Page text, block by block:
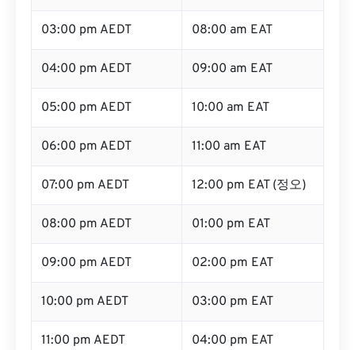
03:00 pm AEDT 08:00 am EAT
04:00 pm AEDT 09:00 am EAT
05:00 pm AEDT 10:00 am EAT
06:00 pm AEDT 11:00 am EAT
07:00 pm AEDT 12:00 pm EAT (정오)
08:00 pm AEDT 01:00 pm EAT
09:00 pm AEDT 02:00 pm EAT
10:00 pm AEDT 03:00 pm EAT
11:00 pm AEDT 04:00 pm EAT